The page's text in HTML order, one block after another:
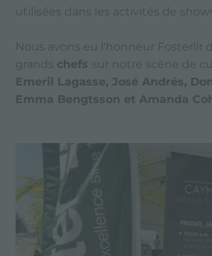
utilisées dans les activités de
Nous avons eu l'honneur Fosterlir
grands chefs sur notre scène de
Emeril Lagasse, José Andrés,
Emma Bengtsson et Amanda